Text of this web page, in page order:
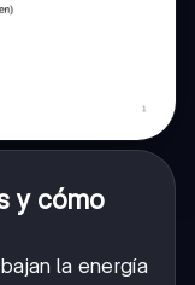
y cómo
la energía